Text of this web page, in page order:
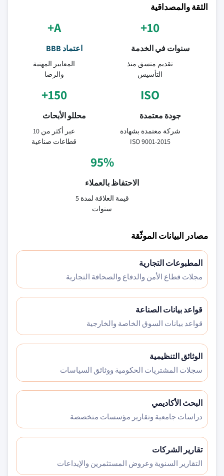
الثقة والمصداقية
10+
سنوات في الخدمة
تقديم متسق منذ
التأسيس
A+
اعتماد BBB
المعايير المهنية
والرضا
ISO
جودة معتمدة
شركة معتمدة بشهادة
ISO 9001-2015
150+
محللو الأبحاث
عبر أكثر من 10
قطاعات صناعية
95%
الاحتفاظ بالعملاء
قيمة العلاقة لمدة 5
سنوات
مصادر البيانات الموثّقة
المطبوعات التجارية
مجلات قطاع الأمن والدفاع والصحافة التجارية
قواعد بيانات الصناعة
قواعد بيانات السوق الخاصة والخارجية
الوثائق التنظيمية
سجلات المشتريات الحكومية ووثائق السياسات
البحث الأكاديمي
دراسات جامعية وتقارير مؤسسات متخصصة
تقارير الشركات
التقارير السنوية وعروض المستثمرين والإيداعات